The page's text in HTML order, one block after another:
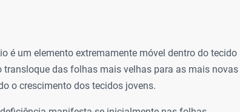
é um elemento extremamente móvel dentro do tecido
transloque das folhas mais velhas para as mais novas
o crescimento dos tecidos jovens.